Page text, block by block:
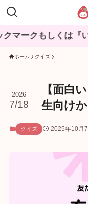
しくは『いちごド
ホーム クイズ
【面白
生向け
2026
7/18
クイズ 2025年10月7